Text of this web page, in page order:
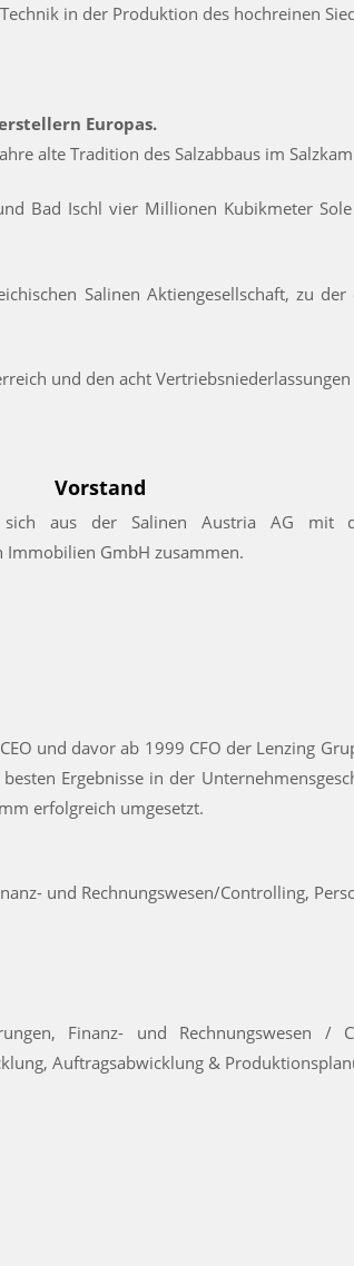
in der Produktion des hochreinen
Europas.
alte Tradition des Salzabbaus im
Bad Ischl vier Millionen Kubikmeter
Salinen Aktiengesellschaft, zu der
und den acht
Vorstand
sich aus der Salinen Austria AG mit
Immobilien GmbH zusammen.
und davor ab 1999 CFO der Lenzing
Ergebnisse in der
erfolgreich umgesetzt.
und Rechnungswesen/Controlling,
Finanz- und Rechnungswesen /
Auftragsabwicklung &